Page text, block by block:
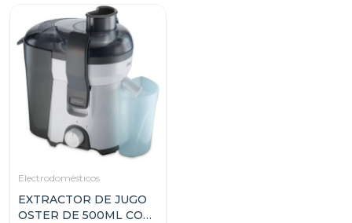
Electrodomésticos
EXTRACTOR DE JUGO
OSTER DE 500ML CON